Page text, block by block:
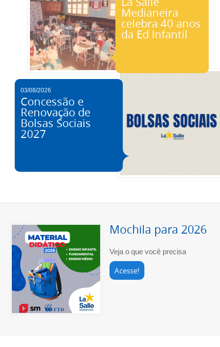
Medianeira
celebra 40 anos
da Ed Infantil
03/08/2026
Concessão e
Renovação de
Bolsas Sociais
2027
Mochila para 2026
Veja o que você precisa
Acesse!